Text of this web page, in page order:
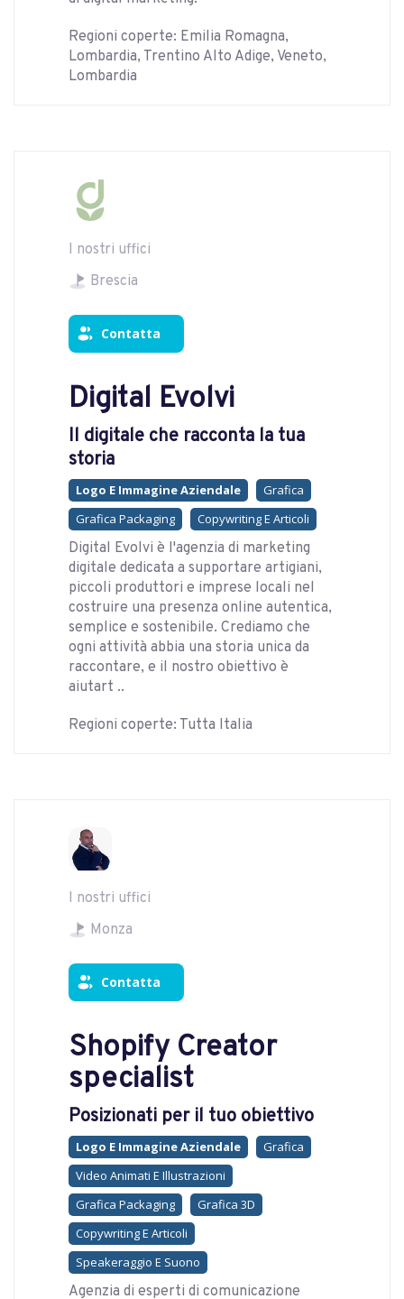
Regioni coperte: Emilia Romagna,
Lombardia, Trentino Alto Adige, Veneto,
Lombardia
I nostri uffici
Brescia
Contatta
Digital Evolvi
Il digitale che racconta la tua
storia
Logo E Immagine Aziendale
Grafica
Grafica Packaging
Copywriting E Articoli
Digital Evolvi è l'agenzia di marketing
digitale dedicata a supportare artigiani,
piccoli produttori e imprese locali nel
costruire una presenza online autentica,
semplice e sostenibile. Crediamo che
ogni attività abbia una storia unica da
raccontare, e il nostro obiettivo è
aiutart ..
Regioni coperte: Tutta Italia
I nostri uffici
Monza
Contatta
Shopify Creator
specialist
Posizionati per il tuo obiettivo
Logo E Immagine Aziendale
Grafica
Video Animati E Illustrazioni
Grafica Packaging
Grafica 3D
Copywriting E Articoli
Speakeraggio E Suono
Agenzia di esperti di comunicazione